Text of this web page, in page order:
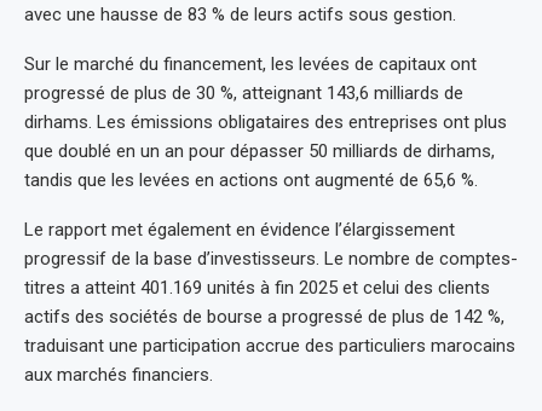
avec une hausse de 83 % de leurs actifs sous gestion.
Sur le marché du financement, les levées de capitaux ont
progressé de plus de 30 %, atteignant 143,6 milliards de
dirhams. Les émissions obligataires des entreprises ont plus
que doublé en un an pour dépasser 50 milliards de dirhams,
tandis que les levées en actions ont augmenté de 65,6 %.
Le rapport met également en évidence l’élargissement
progressif de la base d’investisseurs. Le nombre de comptes-
titres a atteint 401.169 unités à fin 2025 et celui des clients
actifs des sociétés de bourse a progressé de plus de 142 %,
traduisant une participation accrue des particuliers marocains
aux marchés financiers.